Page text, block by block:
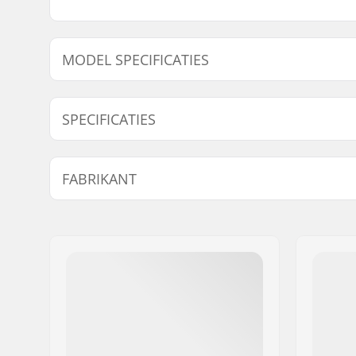
MODEL SPECIFICATIES
8" - Samarria
SPECIFICATIES
Deck materiaal:
Deck Kleuren:
Concave:
Medium
FABRIKANT